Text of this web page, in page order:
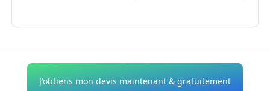
Installation Spa
Beuzec-Cap-Sizun
Allier
Provence
J'obtiens mon devis maintenant & gratuitement